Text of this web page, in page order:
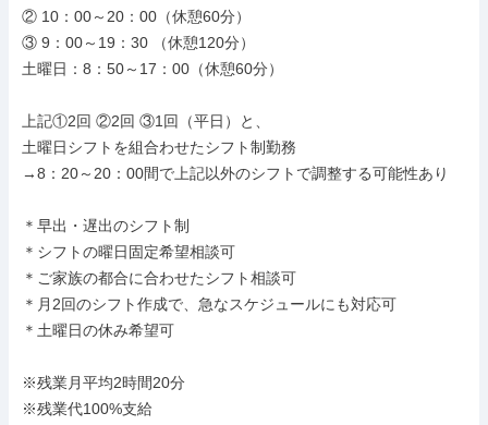
② 10：00～20：00（休憩60分）
③ 9：00～19：30 （休憩120分）
土曜日：8：50～17：00（休憩60分）
上記①2回 ②2回 ③1回（平日）と、
土曜日シフトを組合わせたシフト制勤務
→8：20～20：00間で上記以外のシフトで調整する可能性あり
＊早出・遅出のシフト制
＊シフトの曜日固定希望相談可
＊ご家族の都合に合わせたシフト相談可
＊月2回のシフト作成で、急なスケジュールにも対応可
＊土曜日の休み希望可
※残業月平均2時間20分
※残業代100%支給